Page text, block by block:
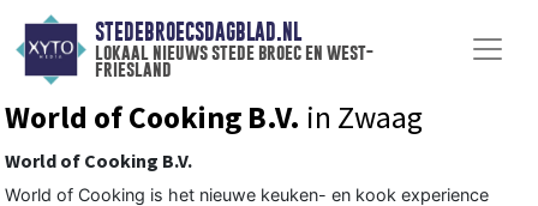
STEDEBROECSDAGBLAD.NL
lokaal nieuws stede broec en west-
friesland
World of Cooking B.V. in Zwaag
World of Cooking B.V.
World of Cooking is het nieuwe keuken- en kook experience